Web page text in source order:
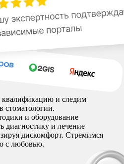
и следим
стоматологии.
и оборудование
диагностику и лечение
дискомфорт. Стремимся
с любовью.